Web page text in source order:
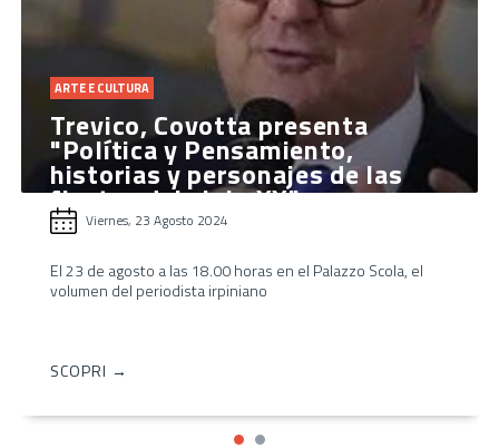
ARTE E CULTURA
Trevico, Covotta presenta
"Política y Pensamiento,
historias y personajes de las
fiestas del siglo XX"
Viernes, 23 Agosto 2024
El 23 de agosto a las 18.00 horas en el Palazzo Scola, el
volumen del periodista irpiniano
SCOPRI →